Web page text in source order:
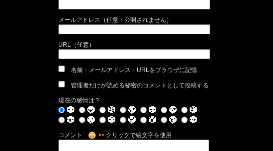
メールアドレス（任意・公開されません）
URL（任意）
名前・メールアドレス・URLをブラウザに記憶
管理者だけが読める秘密のコメントとして投稿する
現在の感情は？
コメント クリックで絵文字を使用